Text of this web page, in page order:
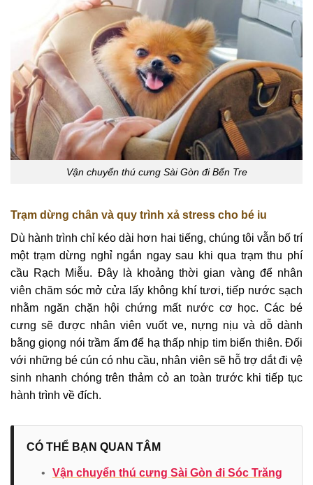
Vận chuyển thú cưng Sài Gòn đi Bến Tre
Trạm dừng chân và quy trình xả stress cho bé iu
Dù hành trình chỉ kéo dài hơn hai tiếng, chúng tôi vẫn bố trí
một trạm dừng nghỉ ngắn ngay sau khi qua trạm thu phí
cầu Rạch Miễu. Đây là khoảng thời gian vàng để nhân
viên chăm sóc mở cửa lấy không khí tươi, tiếp nước sạch
nhằm ngăn chặn hội chứng mất nước cơ học. Các bé
cưng sẽ được nhân viên vuốt ve, nựng nịu và dỗ dành
bằng giọng nói trầm ấm để hạ thấp nhịp tim biến thiên. Đối
với những bé cún có nhu cầu, nhân viên sẽ hỗ trợ dắt đi vệ
sinh nhanh chóng trên thảm cỏ an toàn trước khi tiếp tục
hành trình về đích.
CÓ THỂ BẠN QUAN TÂM
•
Vận chuyển thú cưng Sài Gòn đi Sóc Trăng